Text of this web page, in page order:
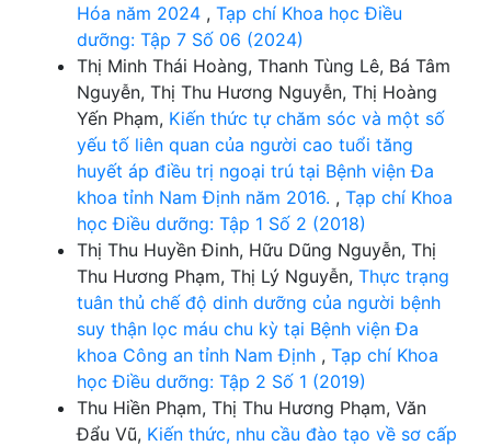
Hóa năm 2024 , Tạp chí Khoa học Điều
dưỡng: Tập 7 Số 06 (2024)
Thị Minh Thái Hoàng, Thanh Tùng Lê, Bá Tâm
Nguyễn, Thị Thu Hương Nguyễn, Thị Hoàng
Yến Phạm, Kiến thức tự chăm sóc và một số
yếu tố liên quan của người cao tuổi tăng
huyết áp điều trị ngoại trú tại Bệnh viện Đa
khoa tỉnh Nam Định năm 2016. , Tạp chí Khoa
học Điều dưỡng: Tập 1 Số 2 (2018)
Thị Thu Huyền Đinh, Hữu Dũng Nguyễn, Thị
Thu Hương Phạm, Thị Lý Nguyễn, Thực trạng
tuân thủ chế độ dinh dưỡng của người bệnh
suy thận lọc máu chu kỳ tại Bệnh viện Đa
khoa Công an tỉnh Nam Định , Tạp chí Khoa
học Điều dưỡng: Tập 2 Số 1 (2019)
Thu Hiền Phạm, Thị Thu Hương Phạm, Văn
Đẩu Vũ, Kiến thức, nhu cầu đào tạo về sơ cấp